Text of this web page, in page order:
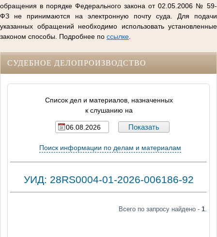
обращения в порядке Федерального закона от 02.05.2006 № 59-
ФЗ не принимаются на электронную почту суда. Для подачи
указанных обращений необходимо использовать установленные
законом способы. Подробнее по ссылке
СУДЕБНОЕ ДЕЛОПРОИЗВОДСТВО
Список дел и материалов, назначенных
к слушанию на
Поиск информации по делам и материалам
УИД: 28RS0004-01-2026-006186-92
Всего по запросу найдено - 1.